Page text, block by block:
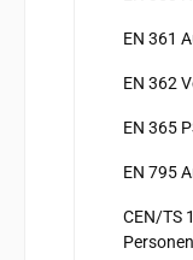
EN 361
EN 362
EN 365
EN 795
CEN/TS
Personen